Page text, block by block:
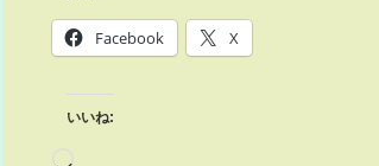
Facebook X
いいね: